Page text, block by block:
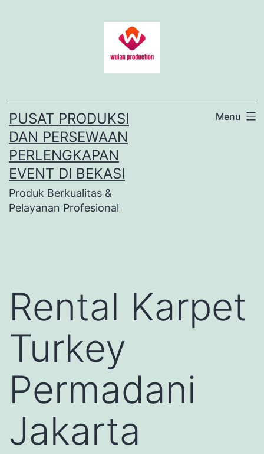
PUSAT PRODUKSI
DAN PERSEWAAN
PERLENGKAPAN
EVENT DI BEKASI
Produk Berkualitas &
Pelayanan Profesional
Menu
Rental Karpet
Turkey
Permadani
Jakarta